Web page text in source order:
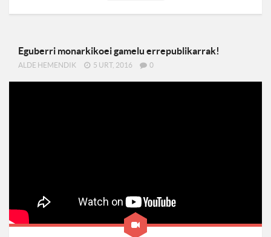
Eguberri monarkikoei gamelu errepublikarrak!
ALDE HEMENDIK 5 URT, 2016 0